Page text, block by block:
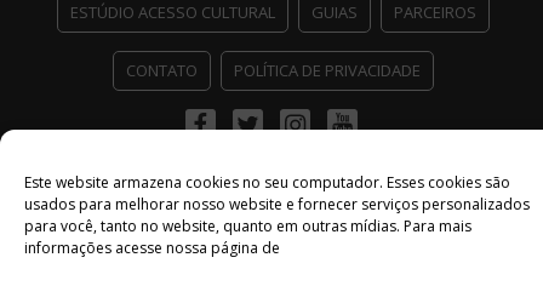
Este website armazena cookies no seu computador. Esses cookies são
usados ​​para melhorar nosso website e fornecer serviços personalizados
para você, tanto no website, quanto em outras mídias. Para mais
informações acesse nossa página de
ESTÚDIO ACESSO CULTURAL GUIAS PARCEIROS
CONTATO POLÍTICA DE PRIVACIDADE
Facebook
TwitterInstagram
Youtube
Desenvolvido por Del Vieira